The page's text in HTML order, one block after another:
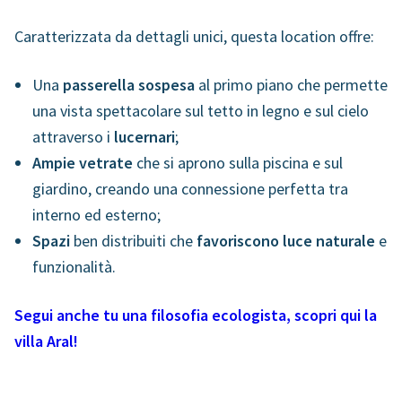
Caratterizzata da dettagli unici, questa location offre:
Una passerella sospesa al primo piano che permette
una vista spettacolare sul tetto in legno e sul cielo
attraverso i lucernari;
Ampie vetrate che si aprono sulla piscina e sul
giardino, creando una connessione perfetta tra
interno ed esterno;
Spazi ben distribuiti che favoriscono luce naturale e
funzionalità.
Segui anche tu una filosofia ecologista, scopri qui la
villa Aral!